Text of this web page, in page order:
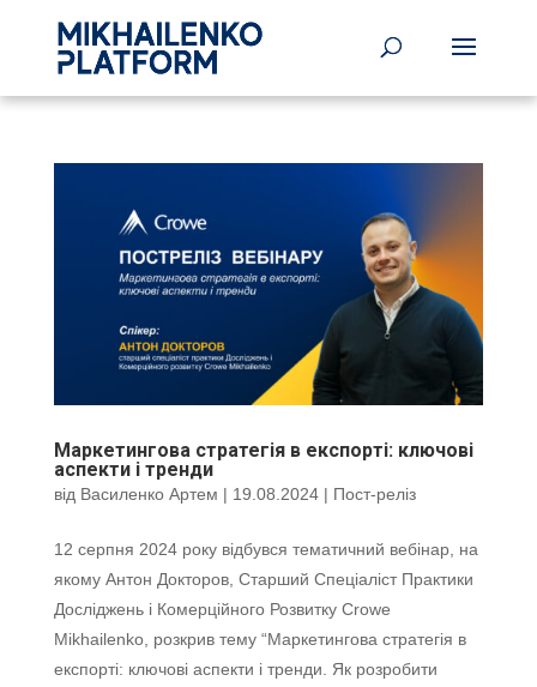
Маркетингова стратегія в експорті: ключові
аспекти і тренди
від Василенко Артем | 19.08.2024| Пост-реліз
12 серпня 2024 року відбувся тематичний вебінар, на
якому Антон Докторов, Старший Спеціаліст Практики
Досліджень і Комерційного Розвитку Crowe
Mikhailenko, розкрив тему “Маркетингова стратегія в
експорті: ключові аспекти і тренди. Як розробити